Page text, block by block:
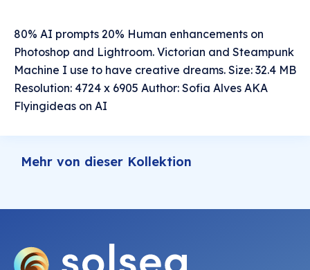
80% AI prompts 20% Human enhancements on
Photoshop and Lightroom. Victorian and Steampunk
Machine I use to have creative dreams. Size: 32.4 MB
Resolution: 4724 x 6905 Author: Sofia Alves AKA
Flyingideas on AI
Mehr von dieser Kollektion